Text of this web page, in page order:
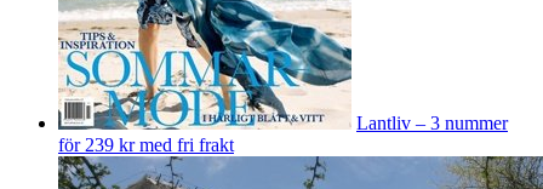
Lantliv – 3 nummer
för 239 kr med fri frakt